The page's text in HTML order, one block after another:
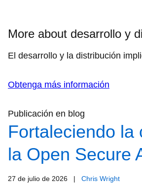
More about desarrollo y
El desarrollo y la distribución
Obtenga más información
Publicación en blog
Fortaleciendo la
la Open Secure
27 de julio de 2026 | Chris Wright